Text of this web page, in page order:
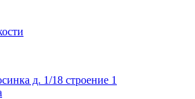
д. 1/18 строение 1